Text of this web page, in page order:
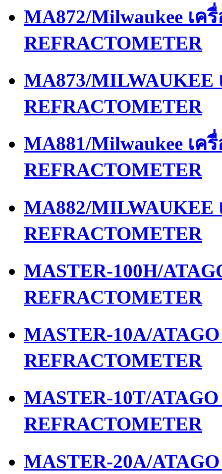
MA872/Milwaukee เค
REFRACTOMETER
MA873/MILWAUKEE
REFRACTOMETER
MA881/Milwaukee เค
REFRACTOMETER
MA882/
REFRACTOMETER
MASTER-100H/
REFRACTOMETER
MASTER-10A/
REFRACTOMETER
MASTER-10T/
REFRACTOMETER
MASTER-20A/